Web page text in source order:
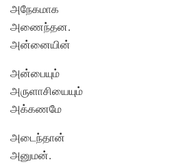
அநேகமாக
அணைந்தன.
அன்னையின்
அன்பையும்
அருளாசியையும்
அக்கணமே
அடைந்தான்
அனுமன்.